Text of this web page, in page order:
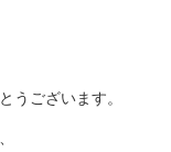
うございます。